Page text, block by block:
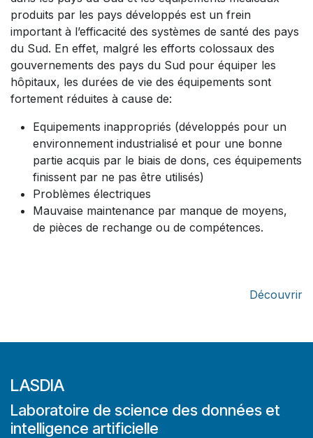
produits par les pays développés est un frein
important à l’efficacité des systèmes de santé des pays
du Sud. En effet, malgré les efforts colossaux des
gouvernements des pays du Sud pour équiper les
hôpitaux, les durées de vie des équipements sont
fortement réduites à cause de:
Equipements inappropriés (développés pour un
environnement industrialisé et pour une bonne
partie acquis par le biais de dons, ces équipements
finissent par ne pas être utilisés)
Problèmes électriques
Mauvaise maintenance par manque de moyens,
de pièces de rechange ou de compétences.
Découvrir
LASDIA
Laboratoire de science des données et
intelligence artificielle